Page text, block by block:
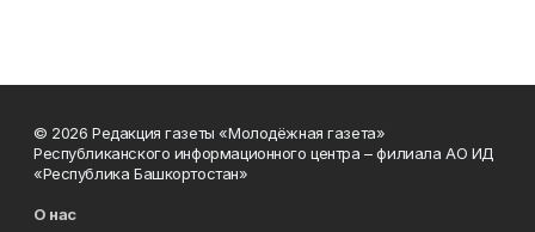
© 2026 Редакция газеты «Молодёжная газета»
Республиканского информационного центра – филиала АО ИД
«Республика Башкортостан»
О нас